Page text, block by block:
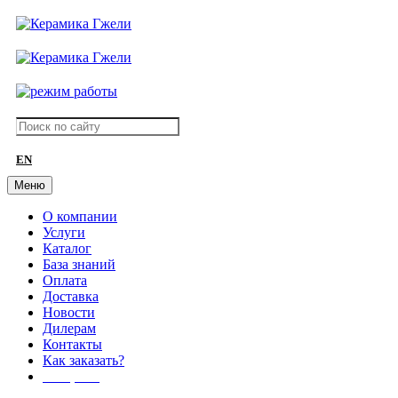
EN
Меню
О компании
Услуги
Каталог
База знаний
Оплата
Доставка
Новости
Дилерам
Контакты
Как заказать?